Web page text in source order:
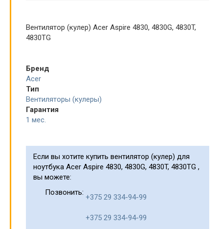
Вентилятор (кулер) Acer Aspire 4830, 4830G, 4830T,
4830TG
Бренд
Acer
Тип
Вентиляторы (кулеры)
Гарантия
1 мес.
Если вы хотите купить вентилятор (кулер) для
ноутбука Acer Aspire 4830, 4830G, 4830T, 4830TG ,
вы можете:
Позвонить:
+375 29 334-94-99
+375 29 334-94-99